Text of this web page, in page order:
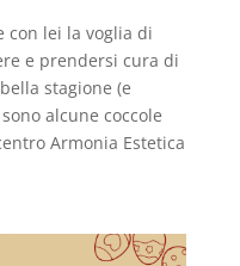
con lei la voglia di
e prendersi cura di
stagione (e
alcune coccole
Armonia Estetica